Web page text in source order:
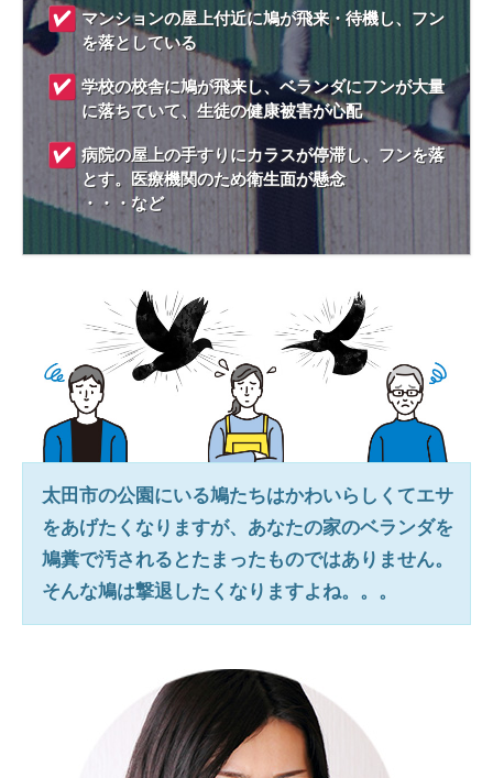
マンションの屋上付近に鳩が飛来・待機し、フン
を落としている
学校の校舎に鳩が飛来し、ベランダにフンが大量
に落ちていて、生徒の健康被害が心配
病院の屋上の手すりにカラスが停滞し、フンを落
とす。医療機関のため衛生面が懸念
・・・など
太田市の公園にいる鳩たちはかわいらしくてエサ
をあげたくなりますが、あなたの家のベランダを
鳩糞で汚されるとたまったものではありません。
そんな鳩は撃退したくなりますよね。。。